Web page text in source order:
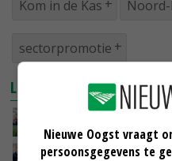
Kom in de Kas
sectorpromotie
LEES OOK
Noord-
03-04-2025
Nieuwe Oogst vraagt
persoonsgegevens te